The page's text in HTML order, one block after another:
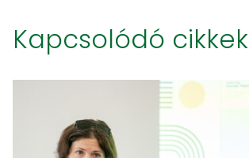
Kapcsolódó cikkek